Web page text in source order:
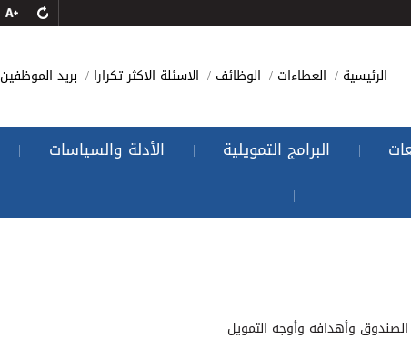
الرئيسية العطاءات الوظائف الاسئلة الاكثر تكرارا بريد الموظفين
| البرامج التمويلية | الأدلة والسياسات |
|
وأهدافه وأوجه التمويل